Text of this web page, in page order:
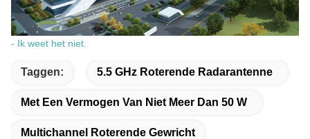
- Ik weet het niet.
Taggen: 5.5 GHz Roterende Radarantenne
Met Een Vermogen Van Niet Meer Dan 50 W
Multichannel Roterende Gewricht